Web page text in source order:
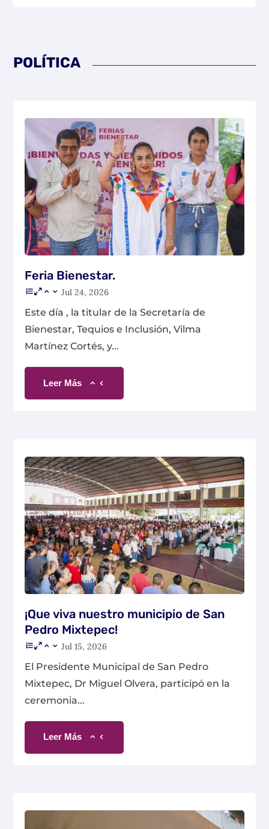
POLÍTICA
Feria Bienestar.
Jul 24, 2026
Este día , la titular de la Secretaría de
Bienestar, Tequios e Inclusión, Vilma
Martínez Cortés, y...
Leer Más
¡Que viva nuestro municipio de San
Pedro Mixtepec!
Jul 15, 2026
El Presidente Municipal de San Pedro
Mixtepec, Dr Miguel Olvera, participó en la
ceremonia...
Leer Más